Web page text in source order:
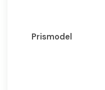
Prismodel